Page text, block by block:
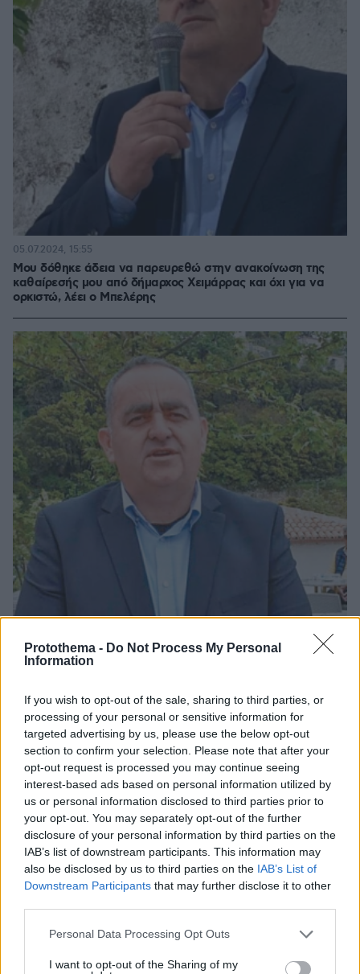
Protothema - Do Not Process My Personal
Information
If you wish to opt-out of the sale, sharing to third parties, or
processing of your personal or sensitive information for
targeted advertising by us, please use the below opt-out
section to confirm your selection. Please note that after your
opt-out request is processed you may continue seeing
interest-based ads based on personal information utilized by
us or personal information disclosed to third parties prior to
your opt-out. You may separately opt-out of the further
disclosure of your personal information by third parties on the
IAB’s list of downstream participants. This information may
also be disclosed by us to third parties on the IAB’s List of
Downstream Participants that may further disclose it to other
Please note that this website/app uses one or more Google
not limited to your visit or usage behaviour. You may click to
Personal Data Processing Opt Outs
I want to opt-out of the Sharing of my
Μου δόθηκε άδεια να παρευρεθώ στην ανακοίνωση της
καθαίρεσής μου από δήμαρχος Χειμάρρας και όχι για να
ορκιστώ, λέει ο Μπελέρης
05.07.2024, 15:55
Καθαίρεσαν από δήμαρχο Χειμάρρας τον Φρέντι Μπελέρη
ΣΧΟΛΙΑ(86)
ΠΡΟΣΘΗΚΗ ΣΧΟΛΙΟΥ
Απορία
07.07.2024, 10:28
Στις Βρυξέλλες θα πάει ο ποινικός;Γιατί ίσως και να
μην πάει!
07.07.2024, 10:57